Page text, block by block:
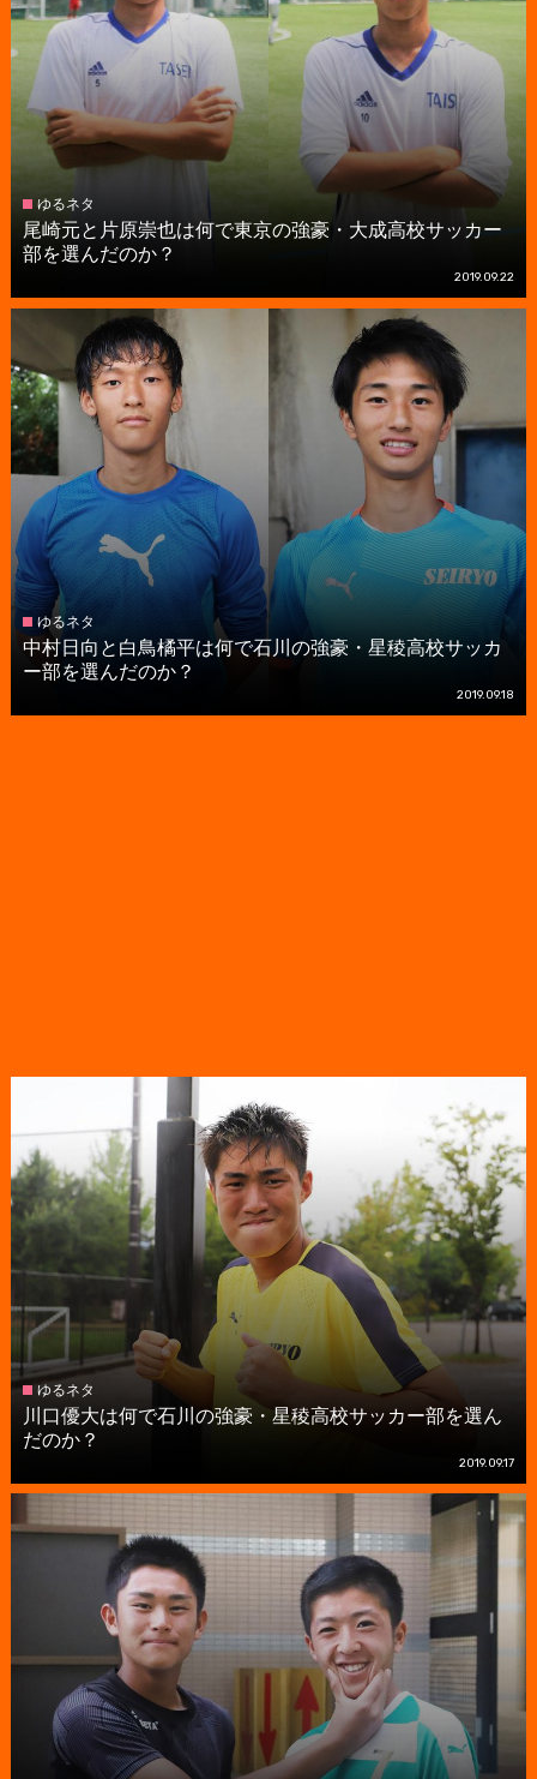
ゆるネタ
尾崎元と片原崇也は何で東京の強豪・大成高校サッカー
部を選んだのか？
2019.09.22
ゆるネタ
中村日向と白鳥橘平は何で石川の強豪・星稜高校サッカ
ー部を選んだのか？
2019.09.18
ゆるネタ
川口優大は何で石川の強豪・星稜高校サッカー部を選ん
だのか？
2019.09.17